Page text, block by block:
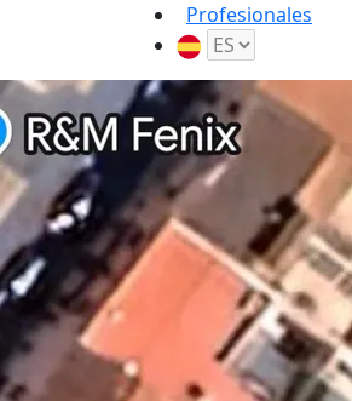
Profesionales